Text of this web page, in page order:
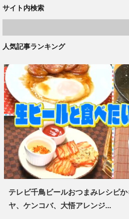
サイト内検索
人気記事ランキング
テレビ千鳥ビールおつまみレシピ
ヤ、ケンコバ、大悟アレンジ...